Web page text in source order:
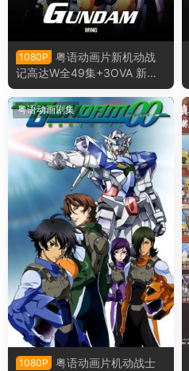
1080P
粤语动画片新机动战
记高达W全49集+3OVA 新机
动战记敢达W粤语版
粤语动画剧集
1080P
粤语动画片机动战士